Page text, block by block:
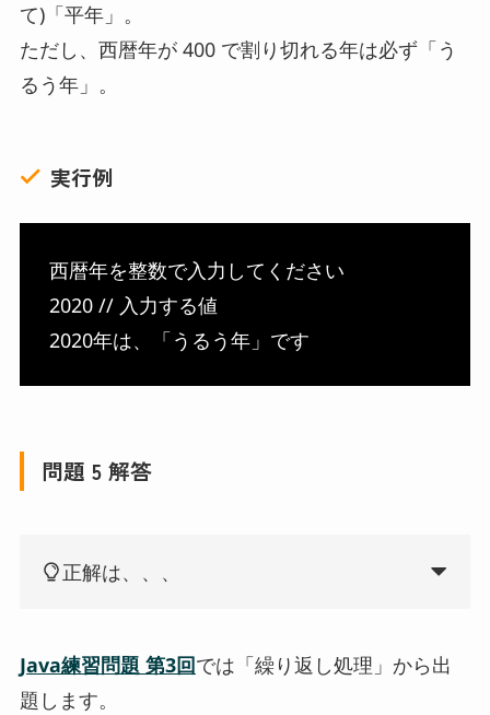
て)「平年」。
ただし、西暦年が 400 で割り切れる年は必ず「う
るう年」。
実行例
西暦年を整数で入力してください
2020 // 入力する値
2020年は、「うるう年」です
問題 5 解答
正解は、、、
Java練習問題 第3回では「繰り返し処理」から出
題します。